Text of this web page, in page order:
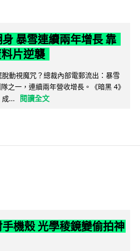
暴雪連續兩年增長 靠
料片逆襲
動視魔咒？總裁內部電郵流出：暴雪
之一，連續兩年營收增長。《暗黑 4》
...
閱讀全文
機殼 光學稜鏡變偷拍神